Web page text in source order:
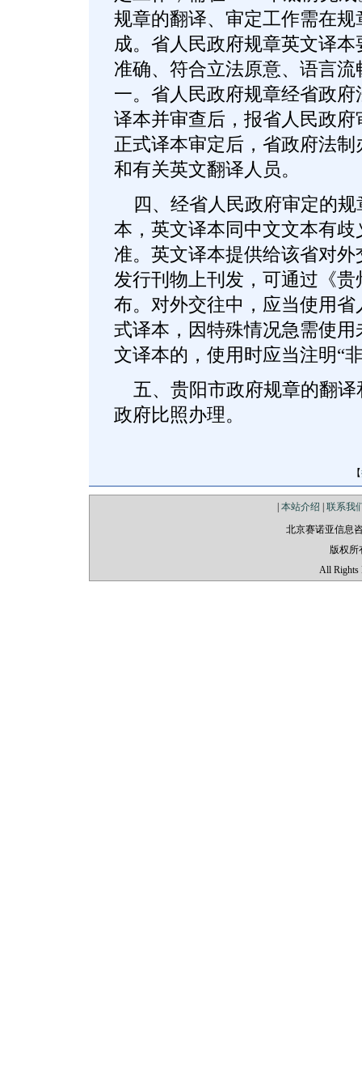
规章的翻译、审定工作需在
成。省人民政府规章英文译
准确、符合立法原意、语言
一。省人民政府规章经省政
译本并审查后，报省人民政
正式译本审定后，省政府法
和有关英文翻译人员。
四、经省人民政府审定的规
本，英文译本同中文文本有
准。英文译本提供给该省对
发行刊物上刊发，可通过《
布。对外交往中，应当使用
式译本，因特殊情况急需使
文译本的，使用时应当注明“
五、贵阳市政府规章的翻译
政府比照办理。
【
本站介绍
联系我
北京赛诺亚信息
版权所
All Rights